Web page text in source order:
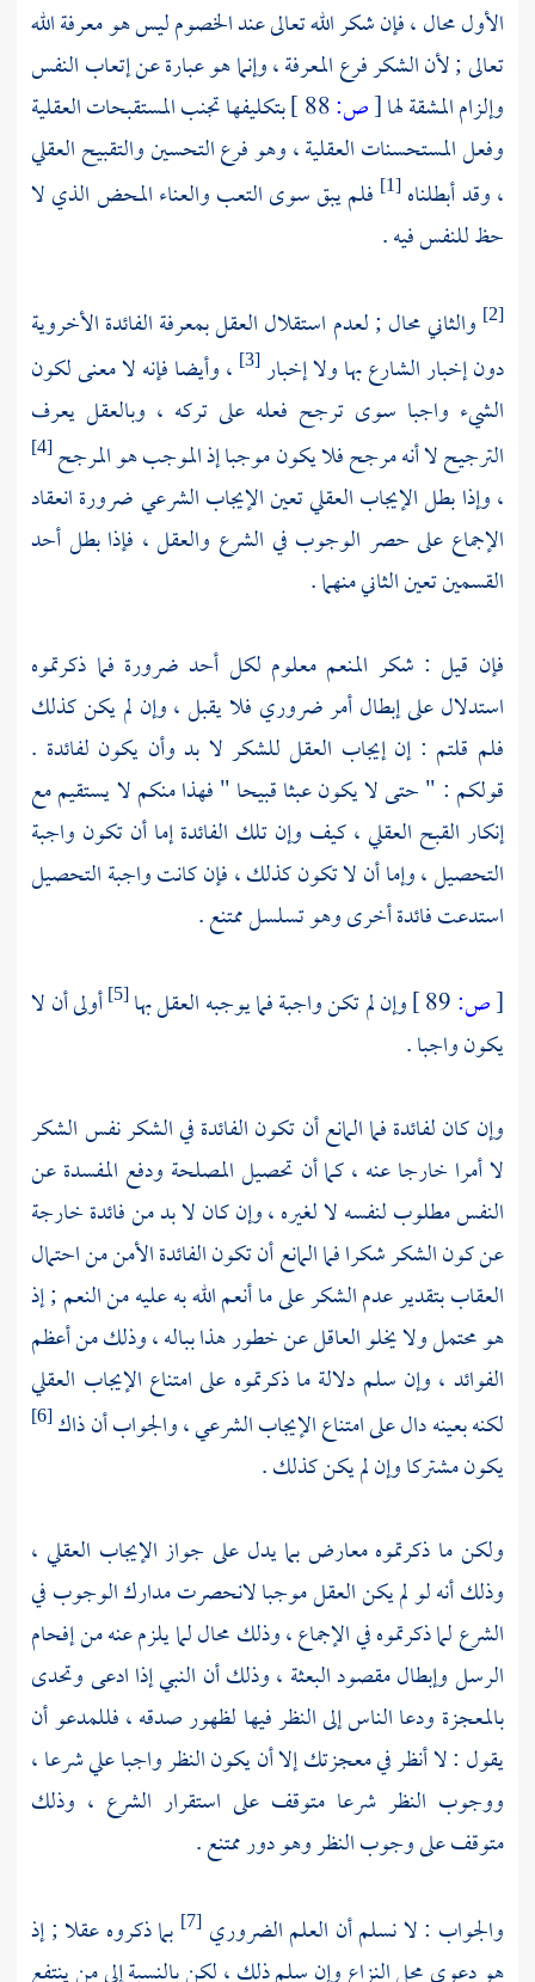
الأول محال ، فإن شكر الله تعالى عند الخصوم ليس هو معرفة الله
تعالى ; لأن الشكر فرع المعرفة ، وإنما هو عبارة عن إتعاب النفس
وإلزام المشقة لها[ص:
بتكليفها تجنب المستقبحات العقلية
وفعل المستحسنات العقلية ، وهو فرع التحسين والتقبيح العقلي
، وقد أبطلناه [1]
فلم يبق سوى التعب والعناء المحض الذي لا
حظ للنفس فيه .
[2]
والثاني محال ; لعدم استقلال العقل بمعرفة الفائدة الأخروية
دون إخبار الشارع بها ولا إخبار [3]
، وأيضا فإنه لا معنى لكون
الشيء واجبا سوى ترجح فعله على تركه ، وبالعقل يعرف
الترجيح لا أنه مرجح فلا يكون موجبا إذ الموجب هو المرجح [4]
، وإذا بطل الإيجاب العقلي تعين الإيجاب الشرعي ضرورة انعقاد
الإجماع على حصر الوجوب في الشرع والعقل ، فإذا بطل أحد
القسمين تعين الثاني منهما .
فإن قيل : شكر المنعم معلوم لكل أحد ضرورة فما ذكرتموه
استدلال على إبطال أمر ضروري فلا يقبل ، وإن لم يكن كذلك
فلم قلتم : إن إيجاب العقل للشكر لا بد وأن يكون لفائدة .
قولكم : " حتى لا يكون عبثا قبيحا " فهذا منكم لا يستقيم مع
إنكار القبح العقلي ، كيف وإن تلك الفائدة إما أن تكون واجبة
التحصيل ، وإما أن لا تكون كذلك ، فإن كانت واجبة التحصيل
استدعت فائدة أخرى وهو تسلسل ممتنع .
[ص: وإن لم تكن واجبة فما يوجبه العقل بها[5]
أولى أن لا
يكون واجبا .
وإن كان لفائدة فما المانع أن تكون الفائدة في الشكر نفس الشكر
لا أمرا خارجا عنه ، كما أن تحصيل المصلحة ودفع المفسدة عن
النفس مطلوب لنفسه لا لغيره ، وإن كان لا بد من فائدة خارجة
عن كون الشكر شكرا فما المانع أن تكون الفائدة الأمن من احتمال
العقاب بتقدير عدم الشكر على ما أنعم الله به عليه من النعم ; إذ
هو محتمل ولا يخلو العاقل عن خطور هذا بباله ، وذلك من أعظم
الفوائد ، وإن سلم دلالة ما ذكرتموه على امتناع الإيجاب العقلي
لكنه بعينه دال على امتناع الإيجاب الشرعي ، والجواب أن ذاك [6]
يكون مشتركا وإن لم يكن كذلك .
ولكن ما ذكرتموه معارض بما يدل على جواز الإيجاب العقلي ،
وذلك أنه لو لم يكن العقل موجبا لانحصرت مدارك الوجوب في
الشرع لما ذكرتموه في الإجماع ، وذلك محال لما يلزم عنه من إفحام
الرسل وإبطال مقصود البعثة ، وذلك أن النبي إذا ادعى وتحدى
بالمعجزة ودعا الناس إلى النظر فيها لظهور صدقه ، فللمدعو أن
يقول : لا أنظر في معجزتك إلا أن يكون النظر واجبا علي شرعا ،
ووجوب النظر شرعا متوقف على استقرار الشرع ، وذلك
متوقف على وجوب النظر وهو دور ممتنع .
والجواب : لا نسلم أن العلم الضروري[7]
بما ذكروه عقلا ; إذ